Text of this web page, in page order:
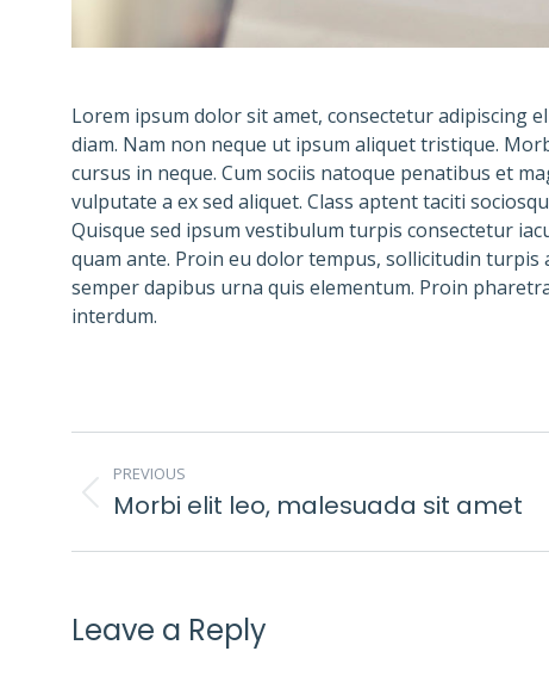
Lorem ipsum dolor sit amet, consectetur adipiscing
diam. Nam non neque ut ipsum aliquet tristique.
cursus in neque. Cum sociis natoque penatibus et
vulputate a ex sed aliquet. Class aptent taciti
Quisque sed ipsum vestibulum turpis consectetur
quam ante. Proin eu dolor tempus, sollicitudin turpis
semper dapibus urna quis elementum. Proin
interdum.
POST
NAVIGATION
PREVIOUS
Previous
Morbi elit leo, malesuada sit amet
Leave a Reply